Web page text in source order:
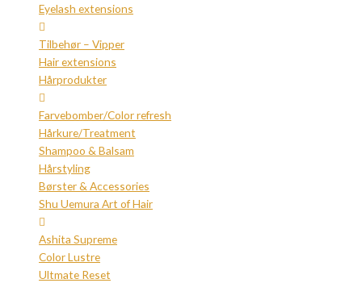
Eyelash extensions
Tilbehør – Vipper
Hair extensions
Hårprodukter
Farvebomber/Color refresh
Hårkure/Treatment
Shampoo & Balsam
Hårstyling
Børster & Accessories
Shu Uemura Art of Hair
Ashita Supreme
Color Lustre
Ultmate Reset